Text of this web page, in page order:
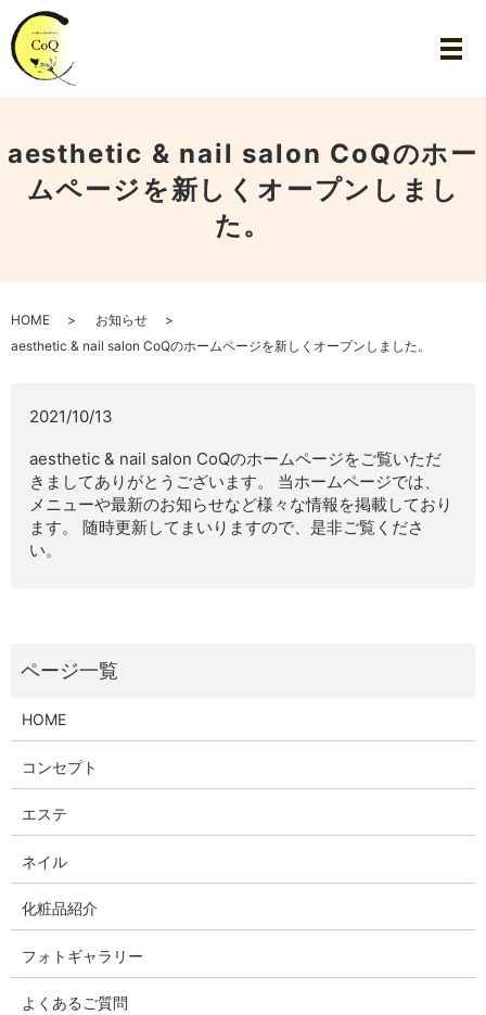
aesthetic & nail salon CoQのホー
ムページを新しくオープンしまし
た。
HOME
お知らせ
aesthetic & nail salon CoQのホームページを新しくオープンしました。
2021/10/13
aesthetic & nail salon CoQのホームページをご覧いただ
きましてありがとうございます。 当ホームページでは、
メニューや最新のお知らせなど様々な情報を掲載しており
ます。 随時更新してまいりますので、是非ご覧くださ
い。
HOME
コンセプト
エステ
ネイル
化粧品紹介
フォトギャラリー
よくあるご質問